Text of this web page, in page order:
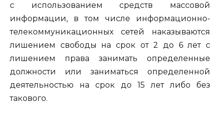
с использованием средств массовой
информации, в том числе информационно-
телекоммуникационных сетей наказываются
лишением свободы на срок от 2 до 6 лет с
лишением права занимать определенные
должности или заниматься определенной
деятельностью на срок до 15 лет либо без
такового.